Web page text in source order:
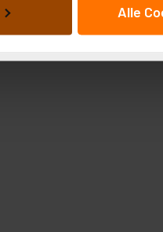
ausgewählten
nach Zweck und Anbieter
unter dem Link
und
unberührt. Ihre Browser-
und dieses Banner
dass die USA als
Alle